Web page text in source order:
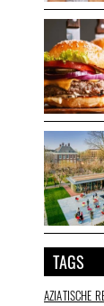
TAGS
AZIATISCHE